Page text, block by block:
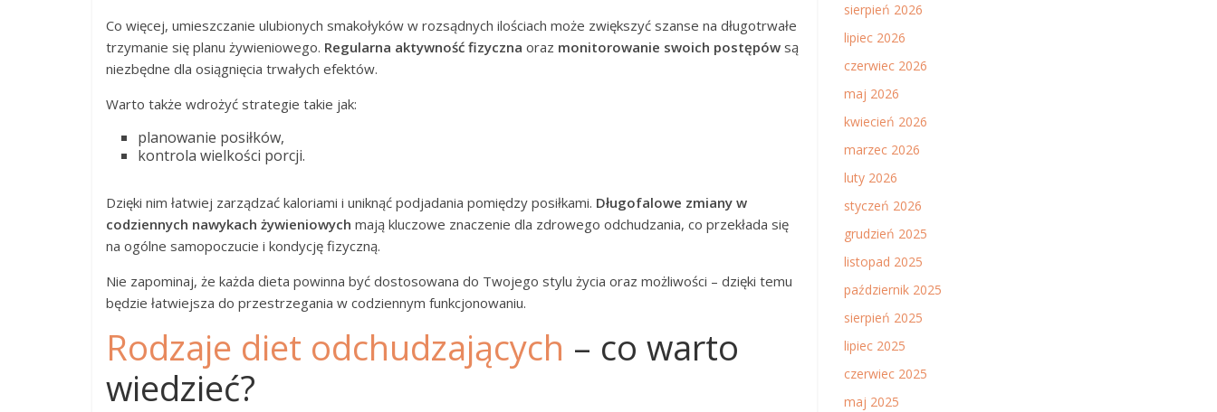
Co więcej, umieszczanie ulubionych smakołyków w rozsądnych ilościach może zwiększyć szanse na długotrwałe
trzymanie się planu żywieniowego. Regularna aktywność fizyczna oraz monitorowanie swoich postępów są
niezbędne dla osiągnięcia trwałych efektów.
Warto także wdrożyć strategie takie jak:
planowanie posiłków,
kontrola wielkości porcji.
Dzięki nim łatwiej zarządzać kaloriami i uniknąć podjadania pomiędzy posiłkami. Długofalowe zmiany w
codziennych nawykach żywieniowych mają kluczowe znaczenie dla zdrowego odchudzania, co przekłada się
na ogólne samopoczucie i kondycję fizyczną.
Nie zapominaj, że każda dieta powinna być dostosowana do Twojego stylu życia oraz możliwości – dzięki temu
będzie łatwiejsza do przestrzegania w codziennym funkcjonowaniu.
Rodzaje diet odchudzających – co warto
wiedzieć?
sierpień 2026
lipiec 2026
czerwiec 2026
maj 2026
kwiecień 2026
marzec 2026
luty 2026
styczeń 2026
grudzień 2025
listopad 2025
październik 2025
sierpień 2025
lipiec 2025
czerwiec 2025
maj 2025